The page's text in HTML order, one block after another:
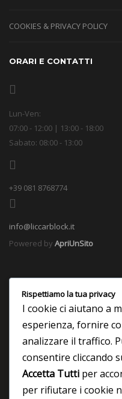
COOKIES & PRIVACY POLICY
ORARI E CONTATTI
Lun-Ven:
07:00 - 12:00 | 13:00 - 18:00
Sabato: 08:00 - 13:00
+39 081 8768774
info@liccarblock.it
Powered by ApriUnSito
Rispettiamo la tua privacy
I cookie ci aiutano a
esperienza, fornire
analizzare il traffico.
consentire cliccando
Accetta Tutti per
per rifiutare i cookie